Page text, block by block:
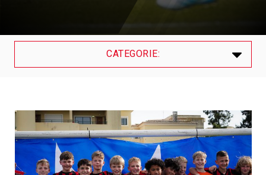
CATEGORIE:
Algemeen
Contracten